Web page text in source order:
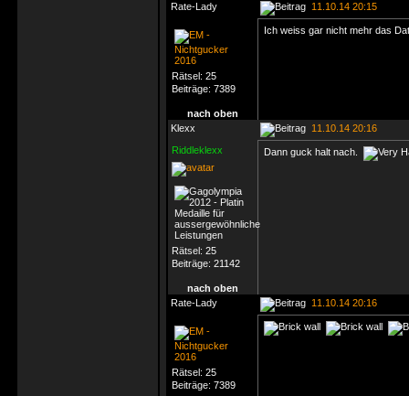
Rate-Lady
11.10.14 20:15
Rätsel: 25
Beiträge: 7389
Ich weiss gar nicht mehr das
nach oben
Klexx
11.10.14 20:16
Riddleklexx
Rätsel: 25
Beiträge: 21142
Dann guck halt nach.
nach oben
Rate-Lady
11.10.14 20:16
Rätsel: 25
Beiträge: 7389